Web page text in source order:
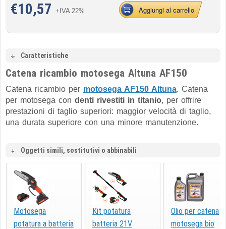
€10,57 +IVA 22% Aggiungi al carrello
Caratteristiche
Catena ricambio motosega Altuna AF150
Catena ricambio per motosega AF150 Altuna. Catena
per motosega con denti rivestiti in titanio, per offrire
prestazioni di taglio superiori: maggior velocità di taglio,
una durata superiore con una minore manutenzione.
Oggetti simili, sostitutivi o abbinabili
Motosega
potatura a batteria
Kit potatura
batteria 21V
Olio per catena
motosega bio